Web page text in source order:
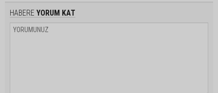
HABERE YORUM KAT